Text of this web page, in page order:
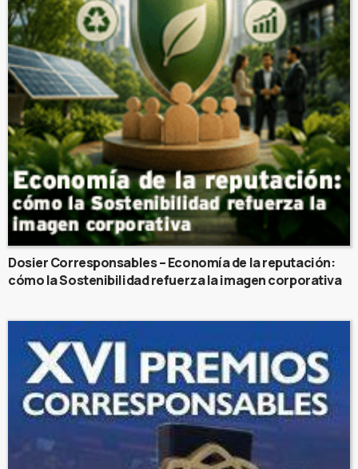
Dosier Corresponsables – Economía de la reputación:
cómo la Sostenibilidad refuerza la imagen corporativa